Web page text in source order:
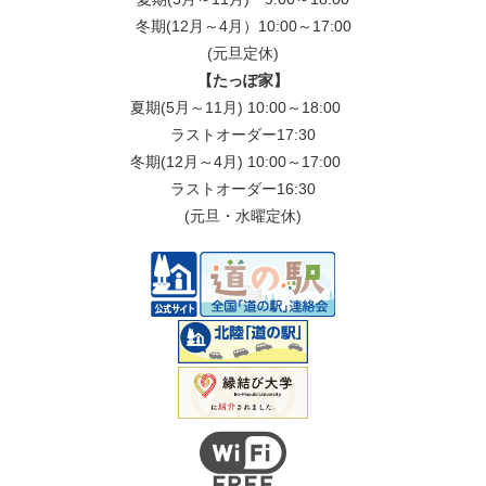
冬期(12月～4月）10:00～17:00
(元旦定休)
【たっぽ家】
夏期(5月～11月) 10:00～18:00
ラストオーダー17:30
冬期(12月～4月) 10:00～17:00
ラストオーダー16:30
(元旦・水曜定休)